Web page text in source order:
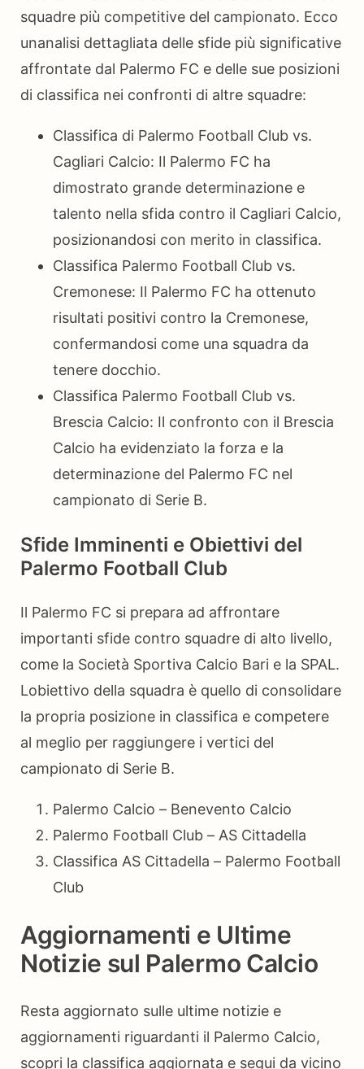
squadre più competitive del campionato. Ecco
unanalisi dettagliata delle sfide più significative
affrontate dal Palermo FC e delle sue posizioni
di classifica nei confronti di altre squadre:
Classifica di Palermo Football Club vs.
Cagliari Calcio: Il Palermo FC ha
dimostrato grande determinazione e
talento nella sfida contro il Cagliari Calcio,
posizionandosi con merito in classifica.
Classifica Palermo Football Club vs.
Cremonese: Il Palermo FC ha ottenuto
risultati positivi contro la Cremonese,
confermandosi come una squadra da
tenere docchio.
Classifica Palermo Football Club vs.
Brescia Calcio: Il confronto con il Brescia
Calcio ha evidenziato la forza e la
determinazione del Palermo FC nel
campionato di Serie B.
Sfide Imminenti e Obiettivi del
Palermo Football Club
Il Palermo FC si prepara ad affrontare
importanti sfide contro squadre di alto livello,
come la Società Sportiva Calcio Bari e la SPAL.
Lobiettivo della squadra è quello di consolidare
la propria posizione in classifica e competere
al meglio per raggiungere i vertici del
campionato di Serie B.
Palermo Calcio – Benevento Calcio
Palermo Football Club – AS Cittadella
Classifica AS Cittadella – Palermo Football
Club
Aggiornamenti e Ultime
Notizie sul Palermo Calcio
Resta aggiornato sulle ultime notizie e
aggiornamenti riguardanti il Palermo Calcio,
scopri la classifica aggiornata e segui da vicino